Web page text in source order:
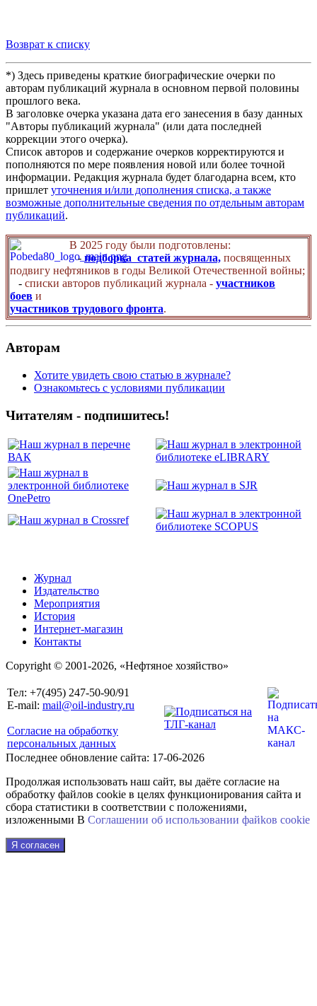
Возврат к списку
*) Здесь приведены краткие биографические очерки по
авторам публикаций журнала в основном первой половины
прошлого века.
В заголовке очерка указана дата его занесения в базу данных
"Авторы публикаций журнала" (или дата последней
коррекции этого очерка).
Список авторов и содержание очерков корректируются и
пополняются по мере появления новой или более точной
информации. Редакция журнала будет благодарна всем, кто
пришлет уточнения и/или дополнения списка, а также
возможные дополнительные сведения по отдельным авторам
публикаций.
В 2025 году были подготовлены:
- подборка статей журнала, посвященных
подвигу нефтяников в годы Великой Отечественной войны;
- списки авторов публикаций журнала - участников
боев и
участников трудового фронта.
Авторам
Хотите увидеть свою статью в журнале?
Ознакомьтесь с условиями публикации
Читателям - подпишитесь!
Журнал
Издательство
Мероприятия
История
Интернет-магазин
Контакты
Copyright © 2001-2026, «Нефтяное хозяйство»
Тел: +7(495) 247-50-90/91
E-mail: mail@oil-industry.ru
Согласие на обработку
персональных данных
Последнее обновление сайта: 17-06-2026
Продолжая использовать наш сайт, вы даёте согласие на
обработку файлов cookie в целях функционирования сайта и
сбора статистики в соответствии с положениями,
изложенными В Соглашении об использовании файkов cookie
Я согласен